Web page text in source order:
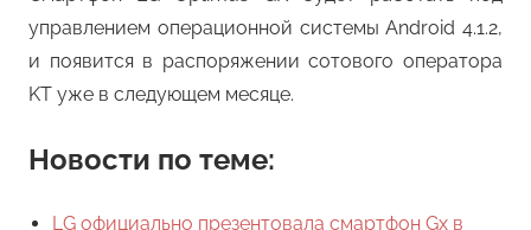
управлением операционной системы Android 4.1.2,
и появится в распоряжении сотового оператора
KT уже в следующем месяце.
Новости по теме:
LG официально презентовала смартфон Gx в